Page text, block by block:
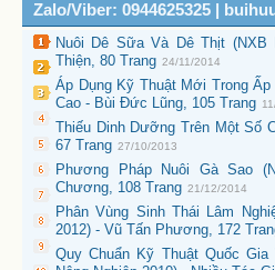
Zalo/Viber: 0944625325 |
Nuôi Dê Sữa Và Dê Thịt (NXB
Thiện, 80 Trang 24/11/2014
Áp Dụng Kỹ Thuật Mới Trong
Cao - Bùi Đức Lũng, 105 Trang
Thiếu Dinh Dưỡng Trên Một Số
67 Trang 27/10/2013
Phương Pháp Nuôi Gà Sao
Chương, 108 Trang 21/12/2014
Phân Vùng Sinh Thái Lâm
2012) - Vũ Tấn Phương, 172
Quy Chuẩn Kỹ Thuật Quốc